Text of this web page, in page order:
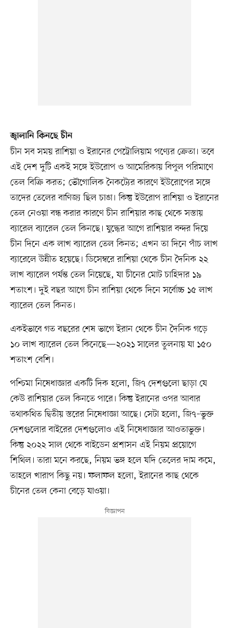
জ্বালানি কিনছে চীন
চীন সব সময় রাশিয়া ও ইরানের পেট্রোলিয়াম পণ্যের ক্রেতা। তবে
এই দেশ দুটি একই সঙ্গে ইউরোপ ও আমেরিকায় বিপুল পরিমাণে
তেল বিক্রি করত; ভৌগোলিক নৈকট্যের কারণে ইউরোপের সঙ্গে
তাদের তেলের বাণিজ্য ছিল চাঙা। কিন্তু ইউরোপ রাশিয়া ও ইরানের
তেল নেওয়া বন্ধ করার কারণে চীন রাশিয়ার কাছ থেকে সস্তায়
ব্যারেল ব্যারেল তেল কিনছে। যুদ্ধের আগে রাশিয়ার বন্দর দিয়ে
চীন দিনে এক লাখ ব্যারেল তেল কিনত; এখন তা দিনে পাঁচ লাখ
ব্যারেলে উন্নীত হয়েছে। ডিসেম্বরে রাশিয়া থেকে চীন দৈনিক ২২
লাখ ব্যারেল পর্যন্ত তেল নিয়েছে, যা চীনের মোট চাহিদার ১৯
শতাংশ। দুই বছর আগে চীন রাশিয়া থেকে দিনে সর্বোচ্চ ১৫ লাখ
ব্যারেল তেল কিনত।
একইভাবে গত বছরের শেষ ভাগে ইরান থেকে চীন দৈনিক গড়ে
১০ লাখ ব্যারেল তেল কিনেছে—২০২১ সালের তুলনায় যা ১৫০
শতাংশ বেশি।
পশ্চিমা নিষেধাজ্ঞার একটি দিক হলো, জি৭ দেশগুলো ছাড়া যে
কেউ রাশিয়ার তেল কিনতে পারে। কিন্তু ইরানের ওপর আবার
তথাকথিত দ্বিতীয় স্তরের নিষেধাজ্ঞা আছে। সেটা হলো, জি৭–ভুক্ত
দেশগুলোর বাইরের দেশগুলোও এই নিষেধাজ্ঞার আওতাভুক্ত।
কিন্তু ২০২২ সাল থেকে বাইডেন প্রশাসন এই নিয়ম প্রয়োগে
শিথিল। তারা মনে করছে, নিয়ম ভঙ্গ হলে যদি তেলের দাম কমে,
তাহলে খারাপ কিছু নয়। ফলাফল হলো, ইরানের কাছ থেকে
চীনের তেল কেনা বেড়ে যাওয়া।